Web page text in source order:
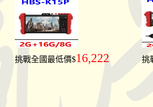
挑戰全國最低價$16,222 挑